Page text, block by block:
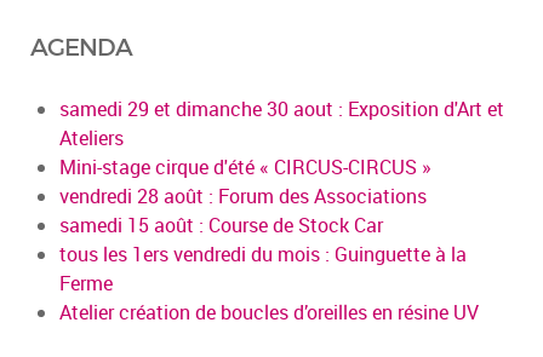
AGENDA
samedi 29 et dimanche 30 aout : Exposition d'Art et
Ateliers
Mini-stage cirque d'été « CIRCUS-CIRCUS »
vendredi 28 août : Forum des Associations
samedi 15 août : Course de Stock Car
tous les 1ers vendredi du mois : Guinguette à la
Ferme
Atelier création de boucles d’oreilles en résine UV